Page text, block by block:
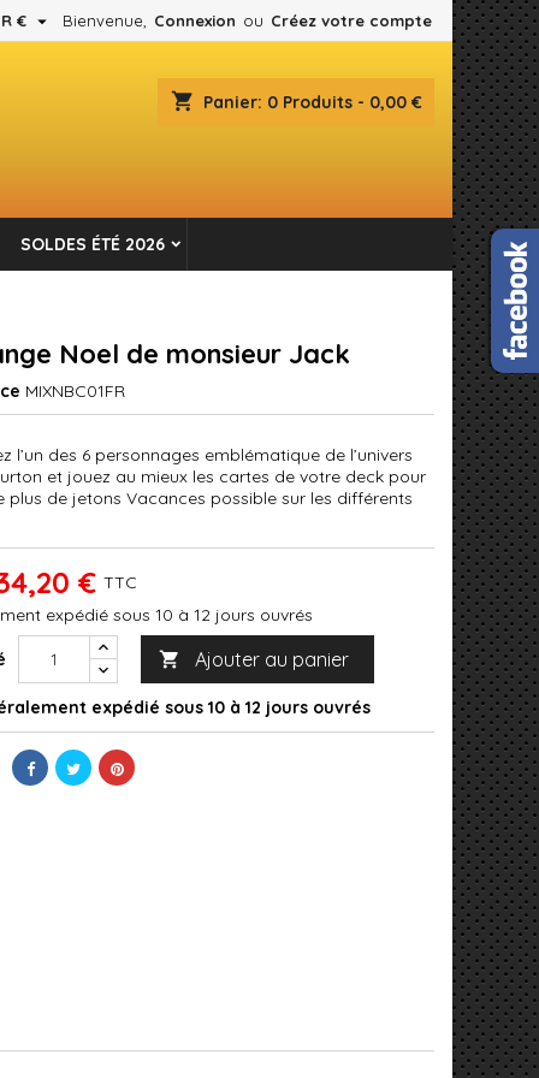
Bienvenue, Connexion ou Créez votre compte
€ 
shopping_cart Panier: 0 Produits - 0,00 €
SOLDES ÉTÉ 2026
Noel de monsieur Jack
MIXNBC01FR
l’un des 6 personnages emblématique de l’univers
et jouez au mieux les cartes de votre deck pour
plus de jetons Vacances possible sur les différents
€ TTC
expédié sous 10 à 12 jours ouvrés
 Ajouter au panier
expédié sous 10 à 12 jours ouvrés